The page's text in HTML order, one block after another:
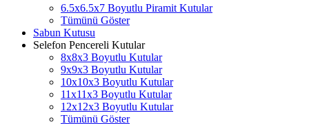
6.5x6.5x7 Boyutlu Piramit Kutular
Tümünü Göster
Sabun Kutusu
Selefon Pencereli Kutular
8x8x3 Boyutlu Kutular
9x9x3 Boyutlu Kutular
10x10x3 Boyutlu Kutular
11x11x3 Boyutlu Kutular
12x12x3 Boyutlu Kutular
Tümünü Göster